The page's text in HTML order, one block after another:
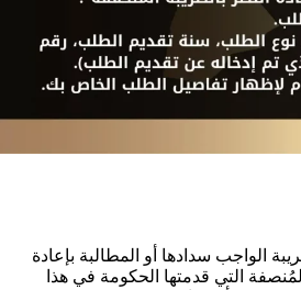
الواجب سدادها أو المطالبة بإعادة
التي قدمتها الحكومة في هذا